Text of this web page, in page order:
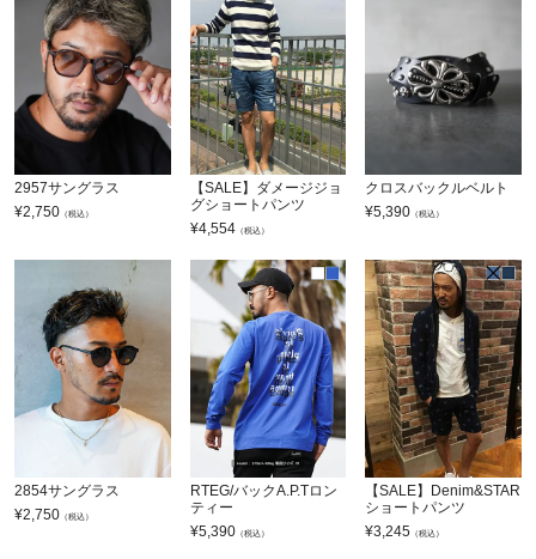
2957サングラス
¥2,750 （税込）
【SALE】ダメージジョ
グショートパンツ
¥4,554（税込）
クロスバックルベルト
¥5,390 （税込）
2854サングラス
¥2,750 （税込）
RTEG/バックA.P.Tロン
ティー
¥5,390（税込）
【SALE】Denim&STAR
ショートパンツ
¥3,245 （税込）